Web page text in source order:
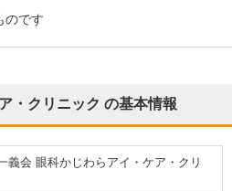
のです
・クリニック の基本情報
義会 眼科かじわらアイ・ケア・クリ